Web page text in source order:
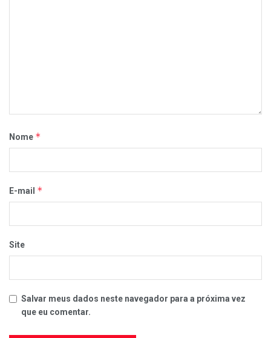
Nome *
E-mail *
Site
Salvar meus dados neste navegador para a próxima vez
que eu comentar.